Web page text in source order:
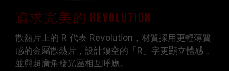
追求完美的 Revolution
散熱片上的 R 代表 Revolution，材質採用更輕薄質
感的金屬散熱片，設計鏤空的「R」字更顯立體感，
並與超廣角發光區相互呼應。